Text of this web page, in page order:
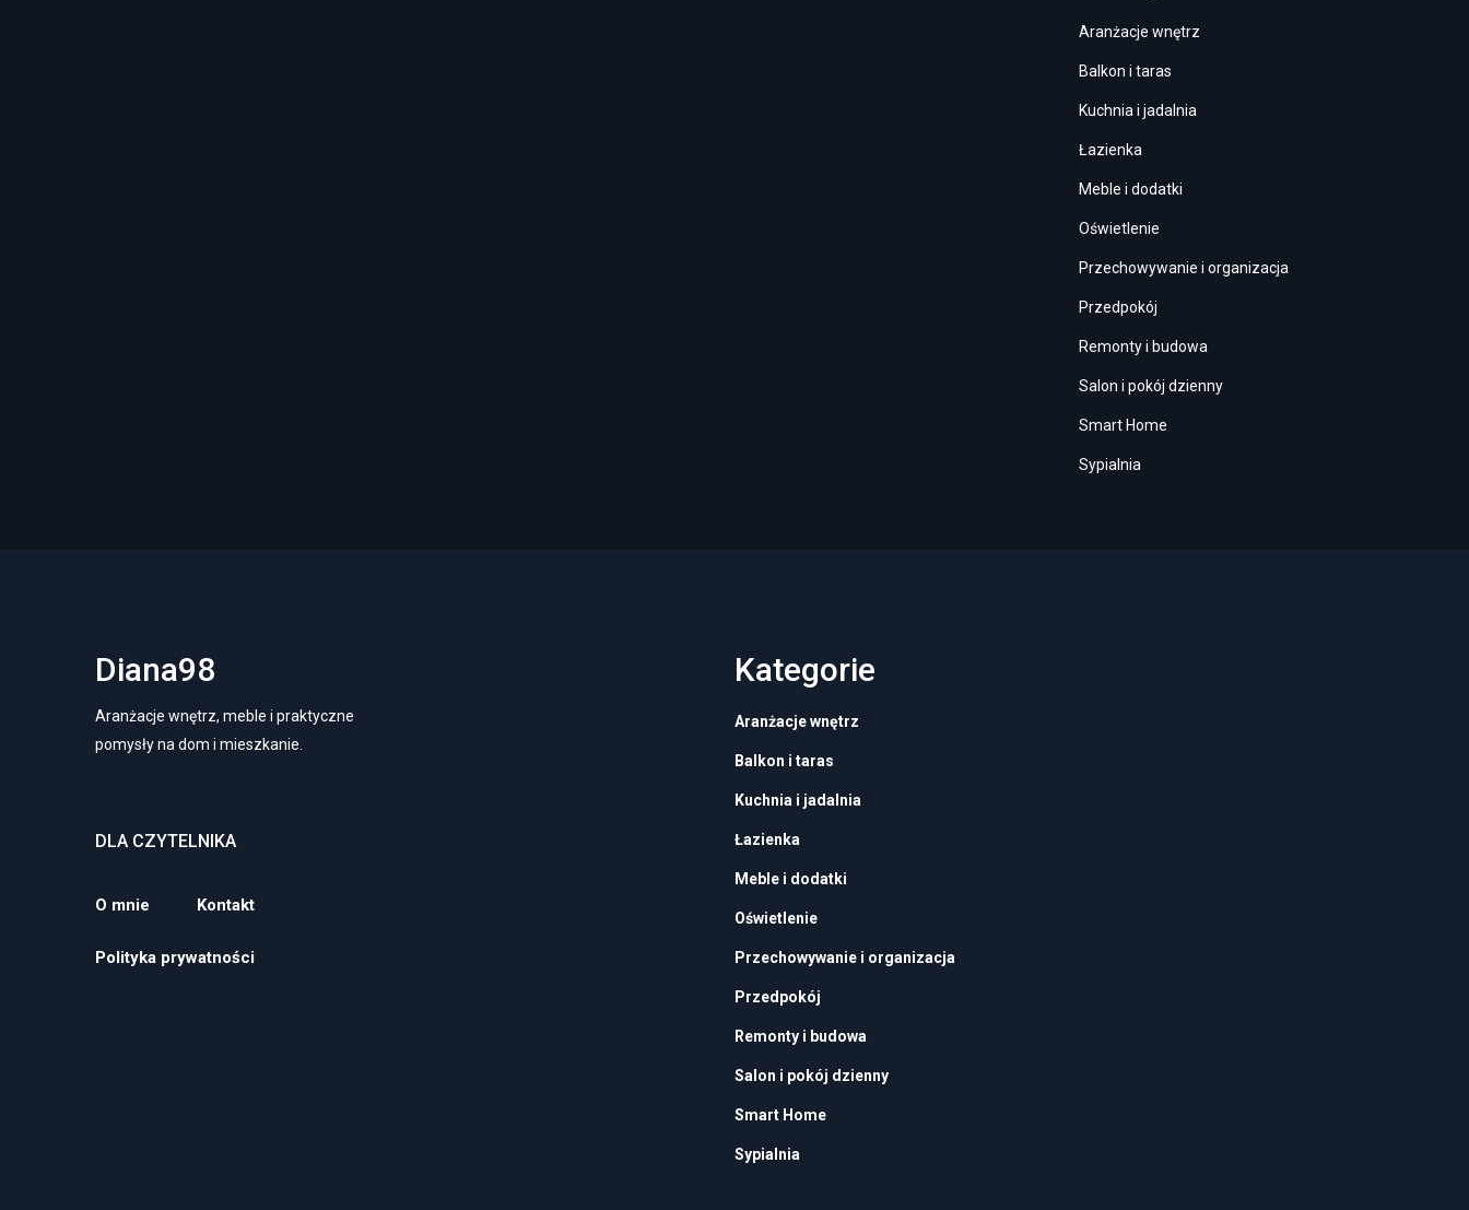
Aranżacje wnętrz
Balkon i taras
Kuchnia i jadalnia
Łazienka
Meble i dodatki
Oświetlenie
Przechowywanie i organizacja
Przedpokój
Remonty i budowa
Salon i pokój dzienny
Smart Home
Sypialnia
Diana98
Aranżacje wnętrz, meble i praktyczne
pomysły na dom i mieszkanie.
DLA CZYTELNIKA
O mnie Kontakt
Polityka prywatności
Kategorie
Aranżacje wnętrz
Balkon i taras
Kuchnia i jadalnia
Łazienka
Meble i dodatki
Oświetlenie
Przechowywanie i organizacja
Przedpokój
Remonty i budowa
Salon i pokój dzienny
Smart Home
Sypialnia